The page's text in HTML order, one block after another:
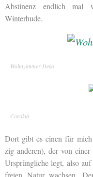
Abstinenz endlich mal
Winterhude.
Wohnzimmer Deko
Corokia
Dort gibt es einen für mich
zig anderen), der von
Ursprüngliche legt, also
freien Natur wachsen.